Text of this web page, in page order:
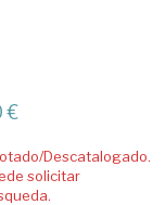
€
Descatalogado.
solicitar